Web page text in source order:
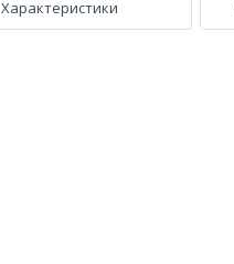
Характеристики